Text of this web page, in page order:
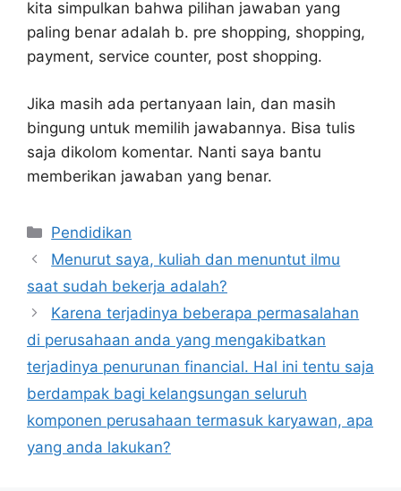
kita simpulkan bahwa pilihan jawaban yang
paling benar adalah b. pre shopping, shopping,
payment, service counter, post shopping.
Jika masih ada pertanyaan lain, dan masih
bingung untuk memilih jawabannya. Bisa tulis
saja dikolom komentar. Nanti saya bantu
memberikan jawaban yang benar.
Kategori
Pendidikan
Menurut saya, kuliah dan menuntut ilmu
saat sudah bekerja adalah?
Karena terjadinya beberapa permasalahan
di perusahaan anda yang mengakibatkan
terjadinya penurunan financial. Hal ini tentu saja
berdampak bagi kelangsungan seluruh
komponen perusahaan termasuk karyawan, apa
yang anda lakukan?